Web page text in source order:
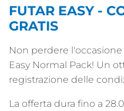
FUTAR EASY -
GRATIS
Non perdere
Easy Normal Pack! Un
registrazione delle
La offerta dura fino a